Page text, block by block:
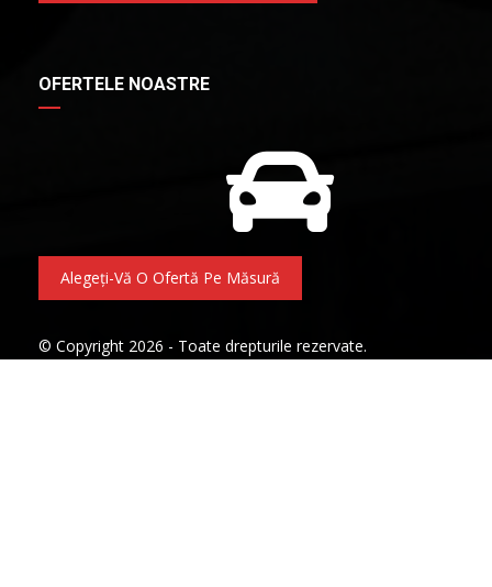
OFERTELE NOASTRE
Alegeți-Vă O Ofertă Pe Măsură
© Copyright 2026 - Toate drepturile rezervate.